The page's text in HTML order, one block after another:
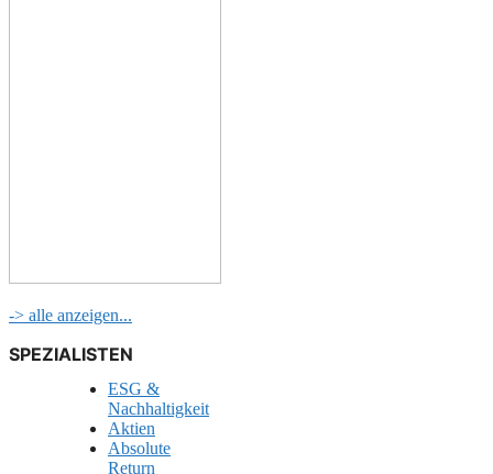
-> alle anzeigen...
SPEZIALISTEN
ESG &
Nachhaltigkeit
Aktien
Absolute
Return